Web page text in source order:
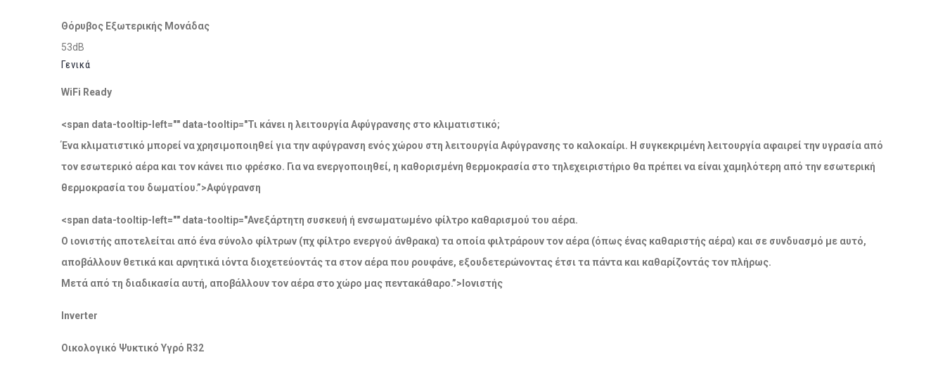
Θόρυβος Εξωτερικής Μονάδας
53dB
Γενικά
WiFi Ready
<span data-tooltip-left="" data-tooltip="Τι κάνει η λειτουργία Αφύγρανσης στο κλιματιστικό;
Ένα κλιματιστικό μπορεί να χρησιμοποιηθεί για την αφύγρανση ενός χώρου στη λειτουργία Αφύγρανσης το καλοκαίρι. Η συγκεκριμένη λειτουργία αφαιρεί την υγρασία από
τον εσωτερικό αέρα και τον κάνει πιο φρέσκο. Για να ενεργοποιηθεί, η καθορισμένη θερμοκρασία στο τηλεχειριστήριο θα πρέπει να είναι χαμηλότερη από την εσωτερική
θερμοκρασία του δωματίου.”>Αφύγρανση
<span data-tooltip-left="" data-tooltip="Ανεξάρτητη συσκευή ή ενσωματωμένο φίλτρο καθαρισμού του αέρα.
Ο ιονιστής αποτελείται από ένα σύνολο φίλτρων (πχ φίλτρο ενεργού άνθρακα) τα οποία φιλτράρουν τον αέρα (όπως ένας καθαριστής αέρα) και σε συνδυασμό με αυτό,
αποβάλλουν θετικά και αρνητικά ιόντα διοχετεύοντάς τα στον αέρα που ρουφάνε, εξουδετερώνοντας έτσι τα πάντα και καθαρίζοντάς τον πλήρως.
Μετά από τη διαδικασία αυτή, αποβάλλουν τον αέρα στο χώρο μας πεντακάθαρο.”>Ιονιστής
Inverter
Οικολογικό Ψυκτικό Υγρό R32